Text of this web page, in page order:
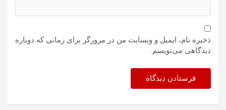
ذخیره نام، ایمیل و وبسایت من در مرورگر برای زمانی که دوباره
دیدگاهی می‌نویسم.